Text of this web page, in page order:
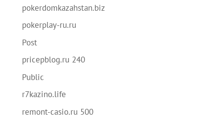
pokerdomkazahstan.biz
pokerplay-ru.ru
Post
pricepblog.ru 240
Public
r7kazino.life
remont-casio.ru 500